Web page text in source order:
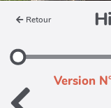
Retour
Version